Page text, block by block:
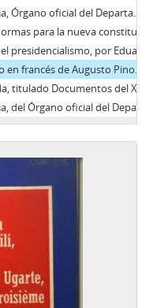
doctrinaria, de la Secretaria general del PDC, núm., 3, enero 1972
emitidas por S. E. El Presidente de la República
por Eduardo Guevara
Discours de M. le Président de la République du Chilí, Général Augusto Pinochet Ugarte, à l'occasion du Troisième Anniversaire de son Gouvernement
(10 al 17 de octubre de 1965), edición La unidad socialista-comunista cimiento del movimiento popular, núm., 2
doctrinaria, de la Secretaría general del PDC, núm., 1, julio-agosto 1971